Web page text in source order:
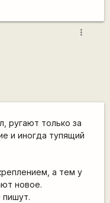
more_vert
ругают только за
и иногда тупящий
а тем у
новое.
пишут.